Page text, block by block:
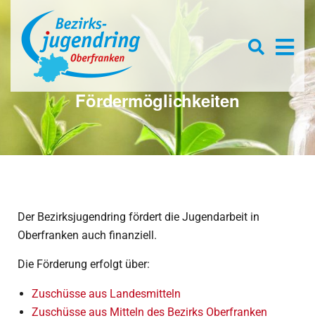
×
Open
box
Fördermöglichkeiten
Der Bezirksjugendring fördert die Jugendarbeit in
Oberfranken auch finanziell.
Die Förderung erfolgt über:
Zuschüsse aus Landesmitteln
Zuschüsse aus Mitteln des Bezirks Oberfranken